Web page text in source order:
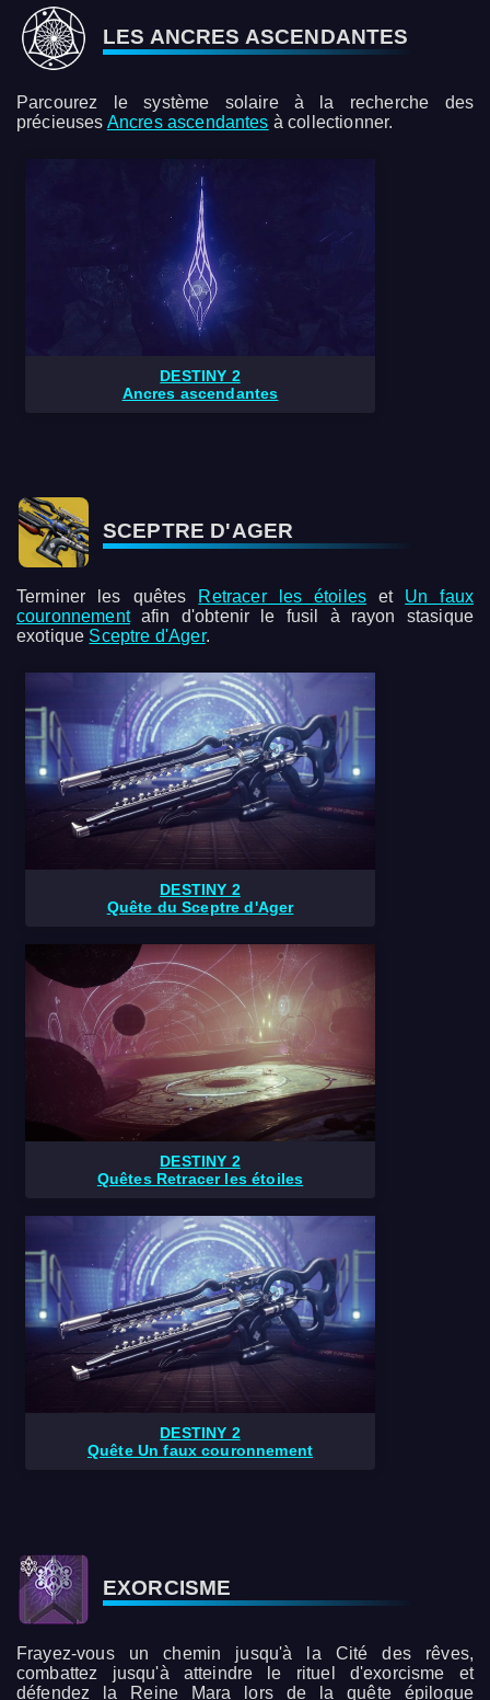
LES ANCRES ASCENDANTES
Parcourez le système solaire à la recherche des
précieuses Ancres ascendantes à collectionner.
DESTINY 2
Ancres ascendantes
SCEPTRE D'AGER
Terminer les quêtes Retracer les étoiles et Un faux
couronnementafin d'obtenir le fusil à rayon stasique
exotique Sceptre d'Ager.
DESTINY 2
Quête du Sceptre d'Ager
DESTINY 2
Quêtes Retracer les étoiles
DESTINY 2
Quête Un faux couronnement
EXORCISME
Frayez-vous un chemin jusqu'à la Cité des rêves,
combattez jusqu'à atteindre le rituel d'exorcisme et
défendez la Reine Mara lors de la quête épilogue